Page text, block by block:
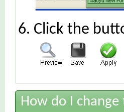
Click the
How do I